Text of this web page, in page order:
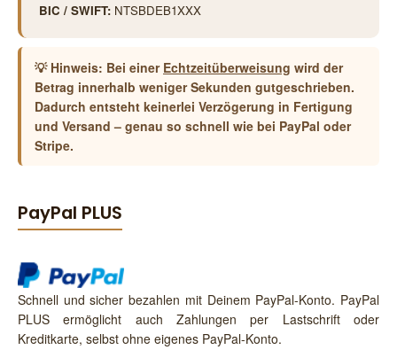
BIC / SWIFT: NTSBDEB1XXX
💡 Hinweis: Bei einer Echtzeitüberweisung wird der
Betrag innerhalb weniger Sekunden gutgeschrieben.
Dadurch entsteht keinerlei Verzögerung in Fertigung
und Versand – genau so schnell wie bei PayPal oder
Stripe.
PayPal PLUS
Schnell und sicher bezahlen mit Deinem PayPal-Konto. PayPal
PLUS ermöglicht auch Zahlungen per Lastschrift oder
Kreditkarte, selbst ohne eigenes PayPal-Konto.